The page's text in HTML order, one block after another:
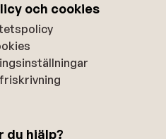
och cookies
du hjälp?